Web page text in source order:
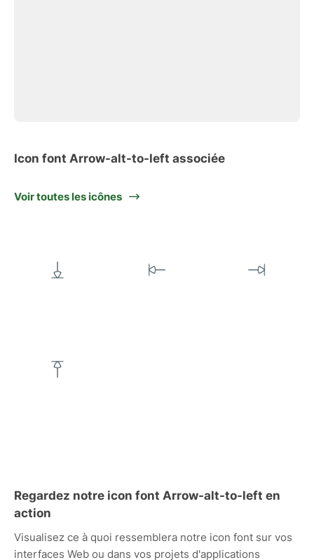
Icon font Arrow-alt-to-left associée
Voir toutes les icônes
Regardez notre icon font Arrow-alt-to-left en
action
Visualisez ce à quoi ressemblera notre icon font sur vos
interfaces Web ou dans vos projets d'applications